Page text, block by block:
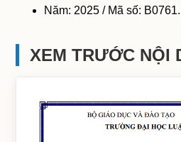
Năm: 2025 / Mã số: B0761.
XEM TRƯỚC NỘI